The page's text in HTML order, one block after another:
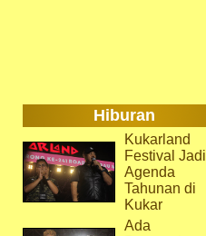
Hiburan
Kukarland
Festival Jadi
Agenda
Tahunan di
Kukar
Ada